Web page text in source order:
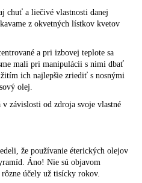
chuť a liečivé vlastnosti danej
z okvetných lístkov kvetov
a pri izbovej teplote sa
mali pri manipulácii s nimi dbať
ich najlepšie zriediť s nosnými
olej.
závislosti od zdroja svoje vlastné
že používanie éterických olejov
Áno! Nie sú objavom
účely už tisícky rokov.